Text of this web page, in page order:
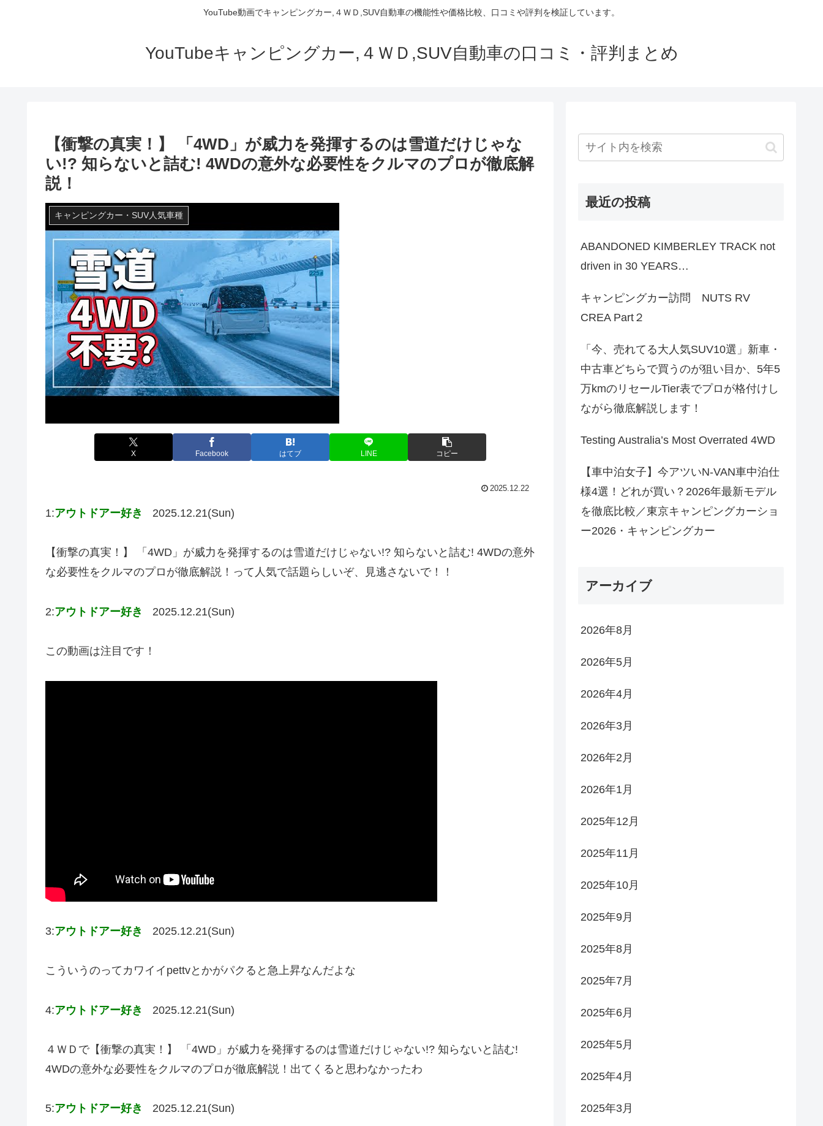
YouTube動画でキャンピングカー,４ＷＤ,SUV自動車の機能性や価格比較、口コミや評判を検証しています。
YouTubeキャンピングカー,４ＷＤ,SUV自動車の口コミ・評判まとめ
【衝撃の真実！】 「4WD」が威力を発揮するのは雪道だけじゃな
い!? 知らないと詰む! 4WDの意外な必要性をクルマのプロが徹底解
説！
キャンピングカー・SUV人気車種
X Facebook はてブ LINE コピー
2025.12.22
1:アウトドアー好き 2025.12.21(Sun)
【衝撃の真実！】 「4WD」が威力を発揮するのは雪道だけじゃない!? 知らないと詰む! 4WDの意外
な必要性をクルマのプロが徹底解説！って人気で話題らしいぞ、見逃さないで！！
2:アウトドアー好き 2025.12.21(Sun)
この動画は注目です！
3:アウトドアー好き 2025.12.21(Sun)
こういうのってカワイイpettvとかがパクると急上昇なんだよな
4:アウトドアー好き 2025.12.21(Sun)
４ＷＤで【衝撃の真実！】 「4WD」が威力を発揮するのは雪道だけじゃない!? 知らないと詰む!
4WDの意外な必要性をクルマのプロが徹底解説！出てくると思わなかったわ
5:アウトドアー好き 2025.12.21(Sun)
最近の投稿
ABANDONED KIMBERLEY TRACK not
driven in 30 YEARS…
キャンピングカー訪問 NUTS RV
CREA Part２
「今、売れてる大人気SUV10選」新車・
中古車どちらで買うのが狙い目か、5年5
万kmのリセールTier表でプロが格付けし
ながら徹底解説します！
Testing Australia’s Most Overrated 4WD
【車中泊女子】今アツいN-VAN車中泊仕
様4選！どれが買い？2026年最新モデル
を徹底比較／東京キャンピングカーショ
ー2026・キャンピングカー
アーカイブ
2026年8月
2026年5月
2026年4月
2026年3月
2026年2月
2026年1月
2025年12月
2025年11月
2025年10月
2025年9月
2025年8月
2025年7月
2025年6月
2025年5月
2025年4月
2025年3月